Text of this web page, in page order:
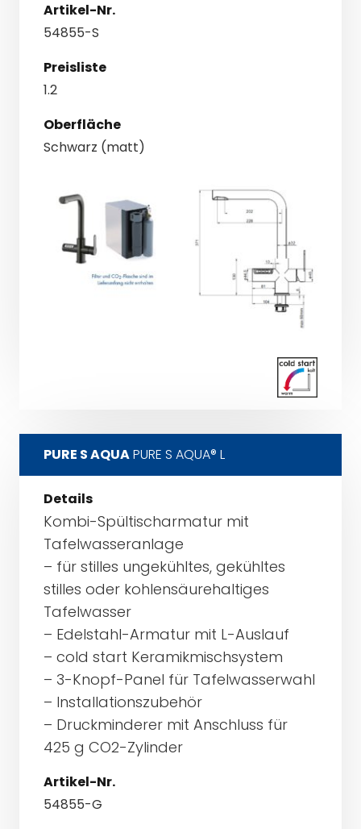
Artikel-Nr.
54855-S
Preisliste
1.2
Oberfläche
Schwarz (matt)
PURE S AQUAPURE S AQUA® L
Details
Kombi-Spültischarmatur mit
Tafelwasseranlage
– für stilles ungekühltes, gekühltes
stilles oder kohlensäurehaltiges
Tafelwasser
– Edelstahl-Armatur mit L-Auslauf
– cold start Keramikmischsystem
– 3-Knopf-Panel für Tafelwasserwahl
– Installationszubehör
– Druckminderer mit Anschluss für
425 g CO2-Zylinder
Artikel-Nr.
54855-G